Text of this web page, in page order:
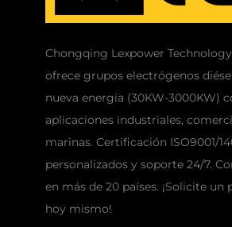
Chongqing Lexpower Technology
ofrece grupos electrógenos
nueva energía (30KW-3000KW)
aplicaciones industriales,
marinas. Certificación ISO9001/
personalizados y soporte 24/7.
en más de 20 países. ¡Solicite un
hoy mismo!